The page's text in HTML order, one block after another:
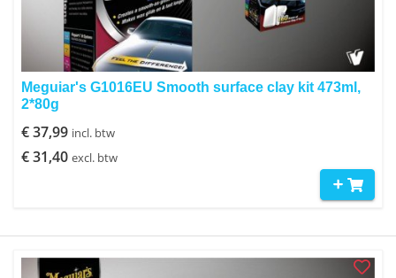
Meguiar's G1016EU Smooth surface clay kit 473ml,
2*80g
€ 37,99 incl. btw
€ 31,40 excl. btw